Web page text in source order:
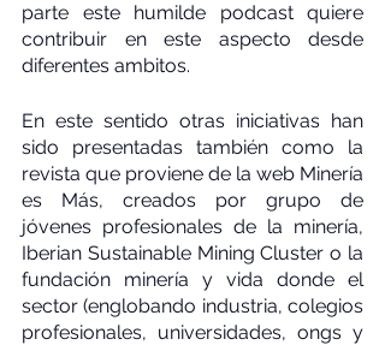
parte este humilde podcast quiere
contribuir en este aspecto desde
diferentes ambitos.
En este sentido otras iniciativas han
sido presentadas también como la
revista que proviene de la web Minería
es Más, creados por grupo de
jóvenes profesionales de la minería,
Iberian Sustainable Mining Cluster o la
fundación minería y vida donde el
sector (englobando industria, colegios
profesionales, universidades, ongs y